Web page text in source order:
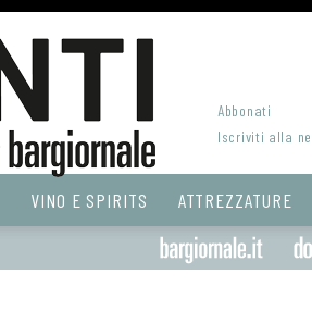
Abbonati
Iscriviti alla
VINO E SPIRITS ATTREZZATURE